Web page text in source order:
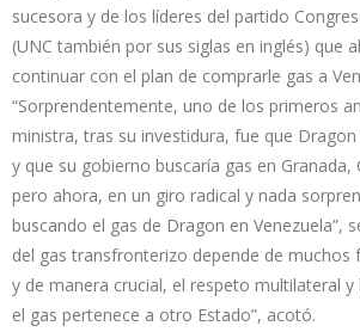
sucesora y de los líderes del partido
(UNC también por sus siglas en inglés) que
continuar con el plan de comprarle gas a
“Sorprendentemente, uno de los primeros
ministra, tras su investidura, fue que
y que su gobierno buscaría gas en Granada,
pero ahora, en un giro radical y nada
buscando el gas de Dragon en Venezuela”,
del gas transfronterizo depende de muchos
y de manera crucial, el respeto multilateral y
el gas pertenece a otro Estado”, acotó.